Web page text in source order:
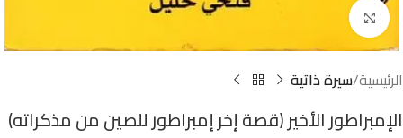
Click to enlarge
الرئيسية سيرة ذاتية
الإمبراطور الأخير (قصة إخر إمبراطور للصين من مذكراته)